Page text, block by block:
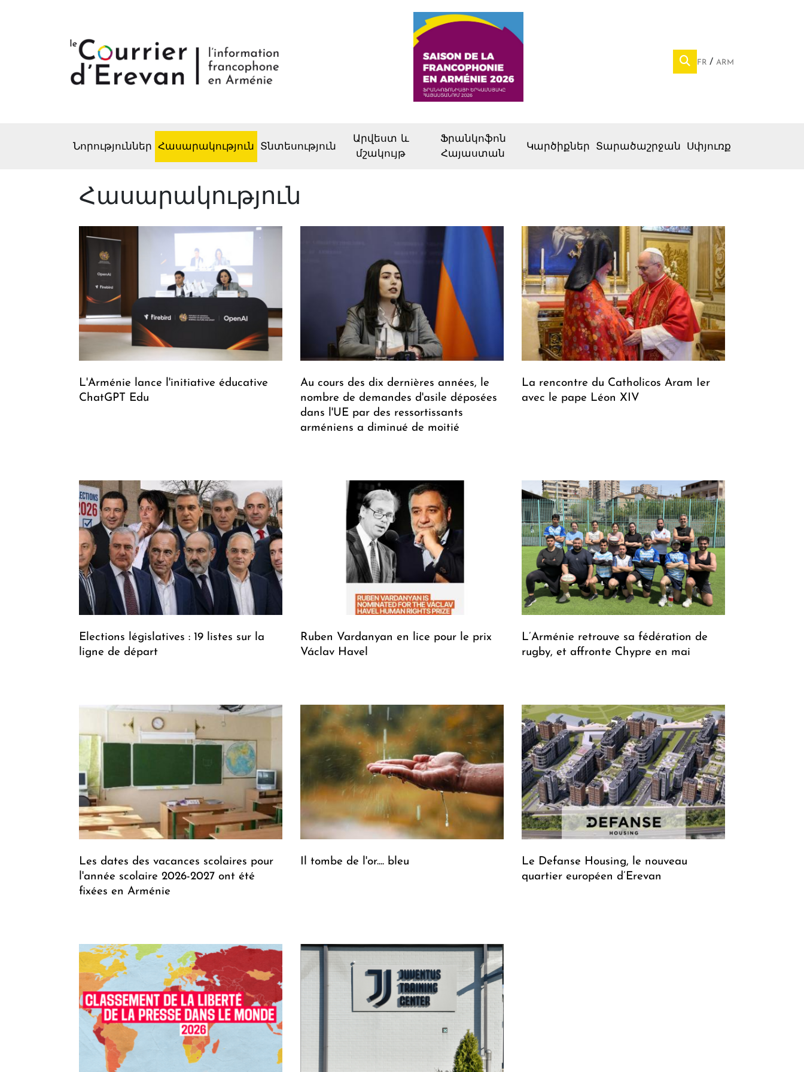
FR ARM
Նորություններ Հասարակություն Տնտեսություն
Արվեստ և
մշակույթ
Ֆրանկոֆոն
Հայաստան
Կարծիքներ Տարածաշրջան Սփյուռք
Հասարակություն
L'Arménie lance l'initiative éducative
ChatGPT Edu
Au cours des dix dernières années, le
nombre de demandes d'asile déposées
dans l'UE par des ressortissants
arméniens a diminué de moitié
La rencontre du Catholicos Aram Ier
avec le pape Léon XIV
Elections législatives : 19 listes sur la
ligne de départ
Ruben Vardanyan en lice pour le prix
Václav Havel
L’Arménie retrouve sa fédération de
rugby, et affronte Chypre en mai
Les dates des vacances scolaires pour
l'année scolaire 2026-2027 ont été
fixées en Arménie
Il tombe de l'or.... bleu
Le Defanse Housing, le nouveau
quartier européen d’Erevan